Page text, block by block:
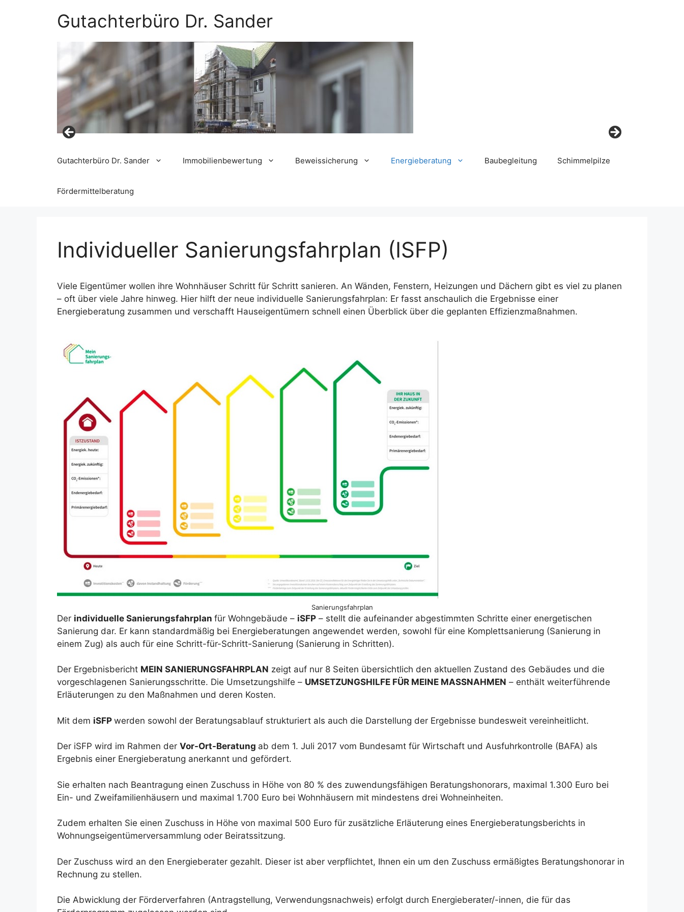
Gutachterbüro Dr. Sander
Gutachterbüro Dr. Sander Immobilienbewertung Beweissicherung Energieberatung Baubegleitung Schimmelpilze
Fördermittelberatung
Individueller Sanierungsfahrplan (ISFP)
Viele Eigentümer wollen ihre Wohnhäuser Schritt für Schritt sanieren. An Wänden, Fenstern, Heizungen und Dächern gibt es viel zu planen
– oft über viele Jahre hinweg. Hier hilft der neue individuelle Sanierungsfahrplan: Er fasst anschaulich die Ergebnisse einer
Energieberatung zusammen und verschafft Hauseigentümern schnell einen Überblick über die geplanten Effizienzmaßnahmen.
Sanierungsfahrplan
Der individuelle Sanierungsfahrplan für Wohngebäude – iSFP – stellt die aufeinander abgestimmten Schritte einer energetischen
Sanierung dar. Er kann standardmäßig bei Energieberatungen angewendet werden, sowohl für eine Komplettsanierung (Sanierung in
einem Zug) als auch für eine Schritt-für-Schritt-Sanierung (Sanierung in Schritten).
Der Ergebnisbericht MEIN SANIERUNGSFAHRPLAN zeigt auf nur 8 Seiten übersichtlich den aktuellen Zustand des Gebäudes und die
vorgeschlagenen Sanierungsschritte. Die Umsetzungshilfe – UMSETZUNGSHILFE FÜR MEINE MASSNAHMEN – enthält weiterführende
Erläuterungen zu den Maßnahmen und deren Kosten.
Mit dem iSFP werden sowohl der Beratungsablauf strukturiert als auch die Darstellung der Ergebnisse bundesweit vereinheitlicht.
Der iSFP wird im Rahmen der Vor-Ort-Beratung ab dem 1. Juli 2017 vom Bundesamt für Wirtschaft und Ausfuhrkontrolle (BAFA) als
Ergebnis einer Energieberatung anerkannt und gefördert.
Sie erhalten nach Beantragung einen Zuschuss in Höhe von 80 % des zuwendungsfähigen Beratungshonorars, maximal 1.300 Euro bei
Ein- und Zweifamilienhäusern und maximal 1.700 Euro bei Wohnhäusern mit mindestens drei Wohneinheiten.
Zudem erhalten Sie einen Zuschuss in Höhe von maximal 500 Euro für zusätzliche Erläuterung eines Energieberatungsberichts in
Wohnungseigentümerversammlung oder Beiratssitzung.
Der Zuschuss wird an den Energieberater gezahlt. Dieser ist aber verpflichtet, Ihnen ein um den Zuschuss ermäßigtes Beratungshonorar in
Rechnung zu stellen.
Die Abwicklung der Förderverfahren (Antragstellung, Verwendungsnachweis) erfolgt durch Energieberater/-innen, die für das